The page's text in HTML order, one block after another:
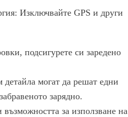
Изключвайте GPS и други
подсигурете си заредено
могат да решат едни
зарядно.
за използване на